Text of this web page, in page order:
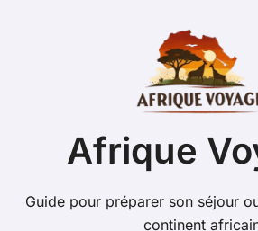
Afrique
Guide pour préparer son séjour
continent